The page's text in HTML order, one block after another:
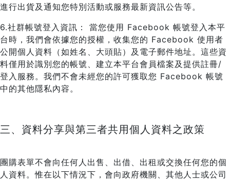
進行出貨及通知您特別活動或服務最新資訊公告等。
6.社群帳號登入資訊： 當您使用 Facebook 帳號登入本平
台時，我們會依據您的授權，收集您的 Facebook 使用者
公開個人資料（如姓名、大頭貼）及電子郵件地址。這些資
料僅用於識別您的帳號、建立本平台會員檔案及提供註冊/
登入服務。我們不會未經您的許可獲取您 Facebook 帳號
中的其他隱私內容。
三、資料分享與第三者共用個人資料之政策
團購表單不會向任何人出售、出借、出租或交換任何您的個
人資料。惟在以下情況下，會向政府機關、其他人士或公司